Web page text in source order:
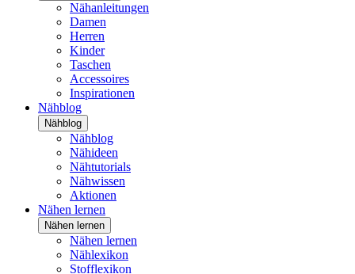
Nähanleitungen
Damen
Herren
Kinder
Taschen
Accessoires
Inspirationen
Nähblog
Nähblog
Nähblog
Nähideen
Nähtutorials
Nähwissen
Aktionen
Nähen lernen
Nähen lernen
Nähen lernen
Nählexikon
Stofflexikon